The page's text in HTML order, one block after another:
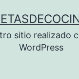
sitio realizado
WordPress